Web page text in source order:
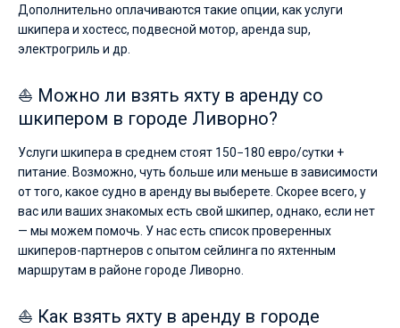
Дополнительно оплачиваются такие опции, как услуги
шкипера и хостесс, подвесной мотор, аренда sup,
электрогриль и др.
⛵ Можно ли взять яхту в аренду со
шкипером в городе Ливорно?
Услуги шкипера в среднем стоят 150−180 евро/сутки +
питание. Возможно, чуть больше или меньше в зависимости
от того, какое судно в аренду вы выберете. Скорее всего, у
вас или ваших знакомых есть свой шкипер, однако, если нет
— мы можем помочь. У нас есть список проверенных
шкиперов-партнеров с опытом сейлинга по яхтенным
маршрутам в районе городе Ливорно.
⛵ Как взять яхту в аренду в городе